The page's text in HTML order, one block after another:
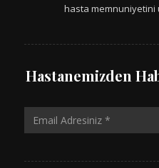
hasta memnuniyetini
Hastanemizden